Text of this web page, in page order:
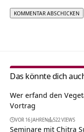
Das könnte dich
Wer erfand den
Vortrag
VOR 16 JAHREN 522 VIEWS
Seminare mit Chitra